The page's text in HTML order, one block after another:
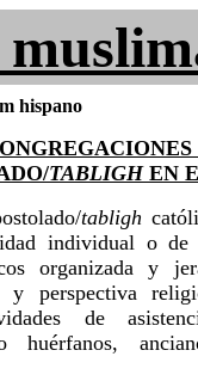
hispano
TABLIGHEN
tabligh
individual o
organizada y
y perspectiva
de
huérfanos,